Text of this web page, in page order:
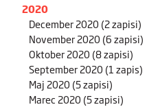
2020
December 2020(2 zapisi)
November 2020(6 zapisi)
Oktober 2020(8 zapisi)
September 2020(1 zapis)
Maj 2020(5 zapisi)
Marec 2020(5 zapisi)